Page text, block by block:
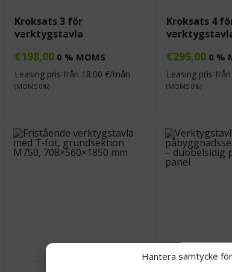
Hantera samtycke
Kroksats 3 för
verktygstavla
€198,00 0 % MOMS
Leasing pris från 18.00 €/mån
(MOMS 0%)
Kroksats 4
€295,00 0 %
Leasing pris från
(MOMS 0%)